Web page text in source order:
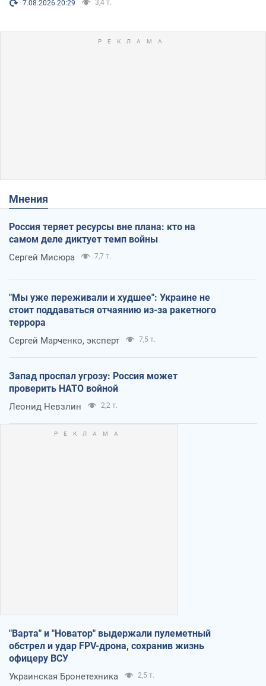
7.08.2026 20:29 3,4 т.
Мнения
Россия теряет ресурсы вне плана: кто на
самом деле диктует темп войны
Сергей Мисюра 7,7 т.
"Мы уже переживали и худшее": Украине не
стоит поддаваться отчаянию из-за ракетного
террора
Сергей Марченко, эксперт 7,5 т.
Запад проспал угрозу: Россия может
проверить НАТО войной
Леонид Невзлин 2,2 т.
"Варта" и "Новатор" выдержали пулеметный
обстрел и удар FPV-дрона, сохранив жизнь
офицеру ВСУ
Украинская Бронетехника 2,5 т.